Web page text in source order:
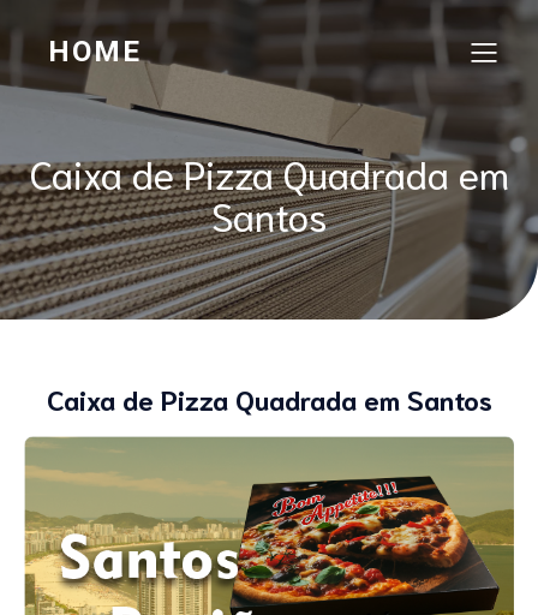
HOME
Caixa de Pizza Quadrada em
Santos
Caixa de Pizza Quadrada em Santos